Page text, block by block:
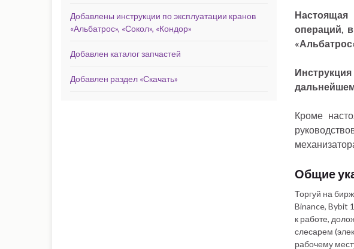
операций,
Кроме
Общие
Торгуй на
Binance, Bybit
к работе,
слесарем
рабочему
Добавлены инструкции по эксплуатации кранов
«Альбатрос», «Сокол», «Кондор»
Добавлен каталог запчастей
Добавлен раздел «Скачать»